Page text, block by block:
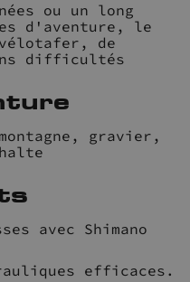
ou un long
d'aventure, le
de
difficultés
gravier,
avec Shimano
efficaces.